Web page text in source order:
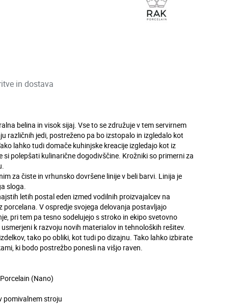
in dostava
belina in visok sijaj. Vse to se združuje v tem servirnem
različnih jedi, postreženo pa bo izstopalo in izgledalo kot
lahko tudi domače kuhinjske kreacije izgledajo kot iz
polepšati kulinarične dogodivščine. Krožniki so primerni za
za čiste in vrhunsko dovršene linije v beli barvi. Linija je
sloga.
letih postal eden izmed vodilnih proizvajalcev na
porcelana. V ospredje svojega delovanja postavljajo
pri tem pa tesno sodelujejo s stroko in ekipo svetovno
k razvoju novih materialov in tehnoloških rešitev.
tako po obliki, kot tudi po dizajnu. Tako lahko izbirate
ki bodo postrežbo ponesli na višjo raven.
(Nano)
pomivalnem stroju